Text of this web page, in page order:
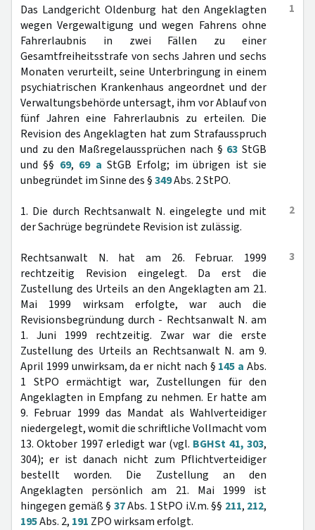
1
Das Landgericht Oldenburg hat den Angeklagten
wegen Vergewaltigung und wegen Fahrens ohne
Fahrerlaubnis in zwei Fällen zu einer
Gesamtfreiheitsstrafe von sechs Jahren und sechs
Monaten verurteilt, seine Unterbringung in einem
psychiatrischen Krankenhaus angeordnet und der
Verwaltungsbehörde untersagt, ihm vor Ablauf von
fünf Jahren eine Fahrerlaubnis zu erteilen. Die
Revision des Angeklagten hat zum Strafausspruch
und zu den Maßregelaussprüchen nach § 63 StGB
und §§ 69, 69 a StGB Erfolg; im übrigen ist sie
unbegründet im Sinne des §349Abs. 2 StPO.
2
1. Die durch Rechtsanwalt N. eingelegte und mit
der Sachrüge begründete Revision ist zulässig.
3
Rechtsanwalt N. hat am 26. Februar. 1999
rechtzeitig Revision eingelegt. Da erst die
Zustellung des Urteils an den Angeklagten am 21.
Mai 1999 wirksam erfolgte, war auch die
Revisionsbegründung durch - Rechtsanwalt N. am
1. Juni 1999 rechtzeitig. Zwar war die erste
Zustellung des Urteils an Rechtsanwalt N. am 9.
April 1999 unwirksam, da er nicht nach § 145 a Abs.
1 StPO ermächtigt war, Zustellungen für den
Angeklagten in Empfang zu nehmen. Er hatte am
9. Februar 1999 das Mandat als Wahlverteidiger
niedergelegt, womit die schriftliche Vollmacht vom
13. Oktober 1997 erledigt war (vgl. BGHSt 41, 303,
304); er ist danach nicht zum Pflichtverteidiger
bestellt worden. Die Zustellung an den
Angeklagten persönlich am 21. Mai 1999 ist
hingegen gemäß § 37Abs. 1 StPO i.V.m. §§ 211, 212,
195Abs. 2, 191 ZPO wirksam erfolgt.